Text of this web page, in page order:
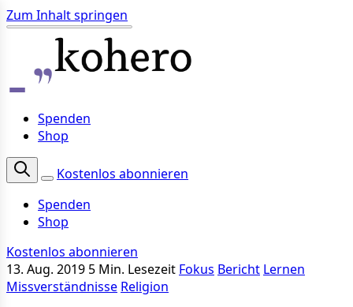
Zum Inhalt springen
Spenden
Shop
Kostenlos abonnieren
Spenden
Shop
Kostenlos abonnieren
13. Aug. 2019 5 Min. Lesezeit Fokus Bericht Lernen
Missverständnisse Religion